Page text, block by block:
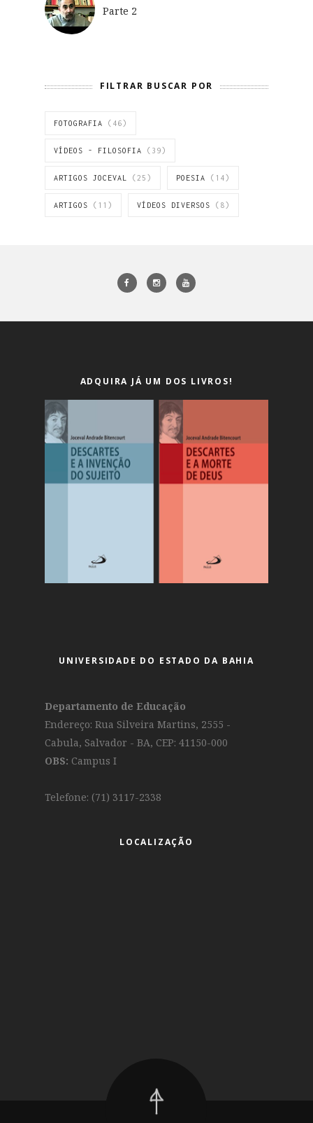
Parte 2
FILTRAR BUSCAR POR
FOTOGRAFIA (46)
VÍDEOS - FILOSOFIA (39)
ARTIGOS JOCEVAL (25) POESIA (14)
ARTIGOS (11) VÍDEOS DIVERSOS (8)
ADQUIRA JÁ UM DOS LIVROS!
UNIVERSIDADE DO ESTADO DA BAHIA
Departamento de Educação
Endereço: Rua Silveira Martins, 2555 -
Cabula, Salvador - BA, CEP: 41150-000
OBS: Campus I
Telefone: (71) 3117-2338
LOCALIZAÇÃO